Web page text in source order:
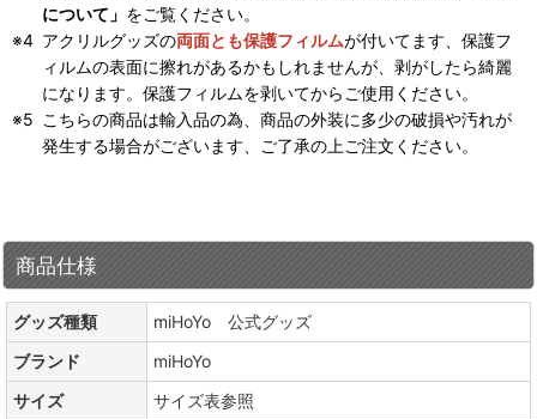
について」 をご覧ください。
アクリルグッズの両面とも保護フィルムが付いてます、保護フ
ィルムの表面に擦れがあるかもしれませんが、剥がしたら綺麗
になります。保護フィルムを剥いてからご使用ください。
こちらの商品は輸入品の為、商品の外装に多少の破損や汚れが
発生する場合がございます、ご了承の上ご注文ください。
商品仕様
グッズ種類
miHoYo 公式グッズ
ブランド
miHoYo
サイズ
サイズ表参照